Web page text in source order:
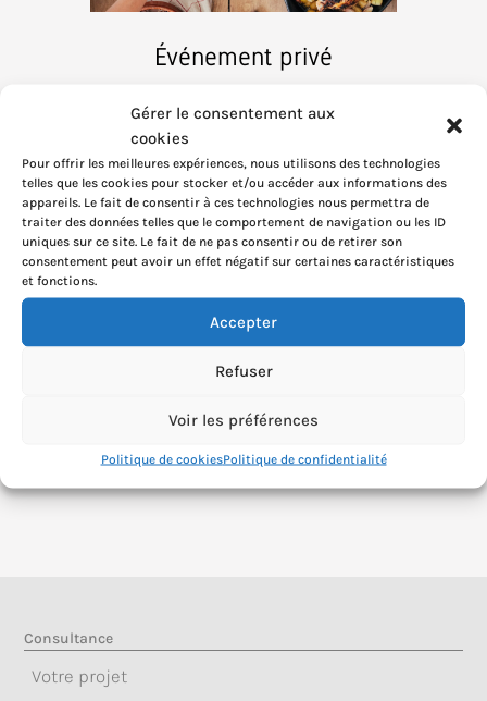
Gérer le consentement aux
cookies
Pour offrir les meilleures expériences, nous utilisons des technologies
telles que les cookies pour stocker et/ou accéder aux informations des
appareils. Le fait de consentir à ces technologies nous permettra de
traiter des données telles que le comportement de navigation ou les ID
uniques sur ce site. Le fait de ne pas consentir ou de retirer son
consentement peut avoir un effet négatif sur certaines caractéristiques
et fonctions.
Accepter
Refuser
Voir les préférences
Politique de cookiesPolitique de confidentialité
Événement privé
Bon cadeau
Consultance
Votre projet